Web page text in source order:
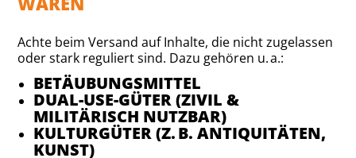
Achte beim Versand auf Inhalte, die nicht zugelassen
oder stark reguliert sind. Dazu gehören u. a.:
BETÄUBUNGSMITTEL
DUAL-USE-GÜTER (ZIVIL &
MILITÄRISCH NUTZBAR)
KULTURGÜTER (Z. B. ANTIQUITÄTEN,
KUNST)